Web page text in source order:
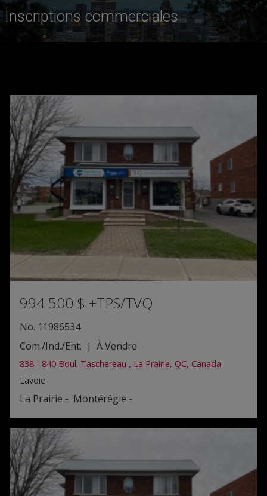
Inscriptions commerciales
994 500 $ +TPS/TVQ
No. 11986534
Com./Ind./Ent. | À Vendre
838 - 840 Boul. Taschereau , La Prairie, QC, Canada
Lavoie
La Prairie - Montérégie -